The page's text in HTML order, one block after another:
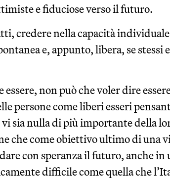
e fiduciose verso il futuro.
credere nella capacità
e, appunto, libera, se stessi
non può che voler dire
persone come liberi esseri
sia nulla di più importante della
che come obiettivo ultimo di una
con speranza il futuro, anche in
difficile come quella che